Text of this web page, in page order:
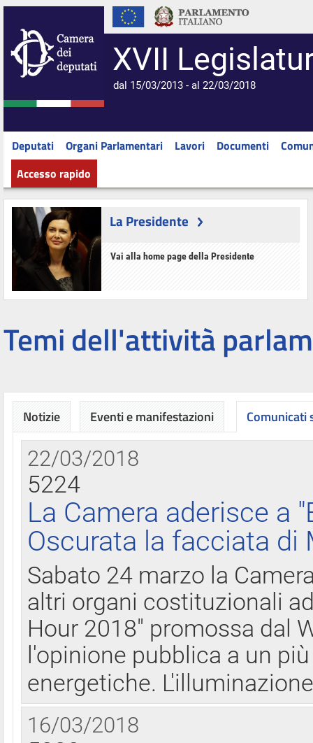
XVII
dal 15/03/2013 - al 22/03/2018
Deputati Organi Parlamentari Lavori Documenti
Accesso rapido
La Presidente
Vai alla home page della Presidente
Temi dell'attività
Notizie Eventi e manifestazioni Comunicati
22/03/2018
5224
La Camera aderisce a
Oscurata la facciata di
Sabato 24 marzo la
altri organi costituzionali
Hour 2018" promossa dal
l'opinione pubblica a un
energetiche.
16/03/2018